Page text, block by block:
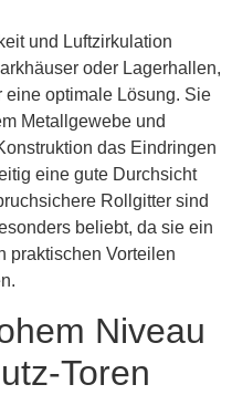
und Luftzirkulation
oder Lagerhallen,
optimale Lösung. Sie
Metallgewebe und
das Eindringen
eine gute Durchsicht
Rollgitter sind
beliebt, da sie ein
praktischen Vorteilen
Niveau
Toren